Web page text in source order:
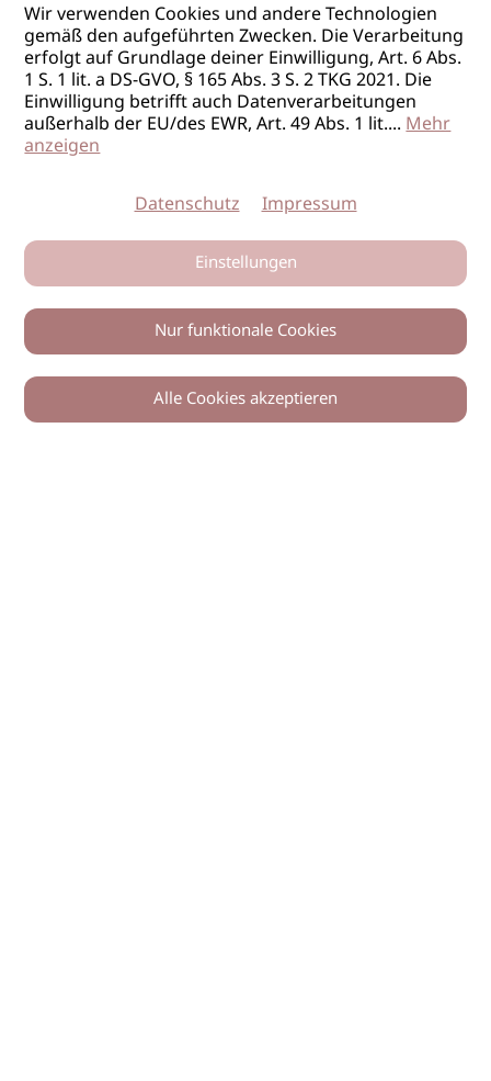
0
Wir verwenden Cookies und andere Technologien
gemäß den aufgeführten Zwecken. Die Verarbeitung
erfolgt auf Grundlage deiner Einwilligung, Art. 6 Abs.
1 S. 1 lit. a DS-GVO, § 165 Abs. 3 S. 2 TKG 2021. Die
Einwilligung betrifft auch Datenverarbeitungen
außerhalb der EU/des EWR, Art. 49 Abs. 1 lit....Mehr
anzeigen
Datenschutz Impressum
Einstellungen
Nur funktionale Cookies
Alle Cookies akzeptieren